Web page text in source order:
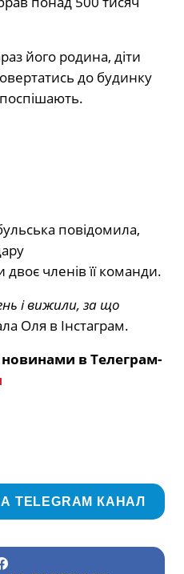
його родина, діти
до будинку
повідомила,
членів її команди.
і вижили, за що
Оля в Інстаграм.
в Телеграм-
TELEGRAM КАНАЛ